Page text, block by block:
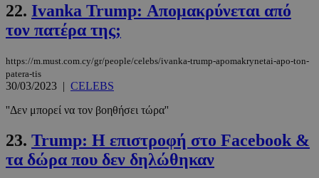
22. Ivanka Trump: Απομακρύνεται από
τον πατέρα της;
https://m.must.com.cy/gr/people/celebs/ivanka-trump-apomakrynetai-apo-ton-
patera-tis
30/03/2023 | CELEBS
''Δεν μπορεί να τον βοηθήσει τώρα''
23. Trump: Η επιστροφή στο Facebook &
τα δώρα που δεν δηλώθηκαν
PHPSESSID